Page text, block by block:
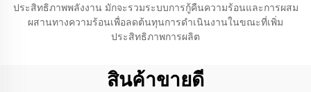
ประสิทธิภาพพลังงาน มักจะรวมระบบการกู้คืนความร้อนและการผสม
ผสานทางความร้อนเพื่อลดต้นทุนการดำเนินงานในขณะที่เพิ่ม
ประสิทธิภาพการผลิต
สินค้าขายดี